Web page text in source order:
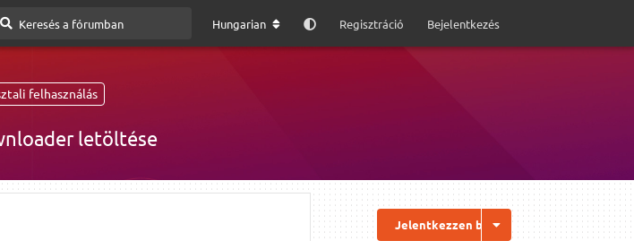
Hungarian Regisztráció Bejelentkezés
felhasználás
letöltése
Jelentkezzen be a válaszhoz